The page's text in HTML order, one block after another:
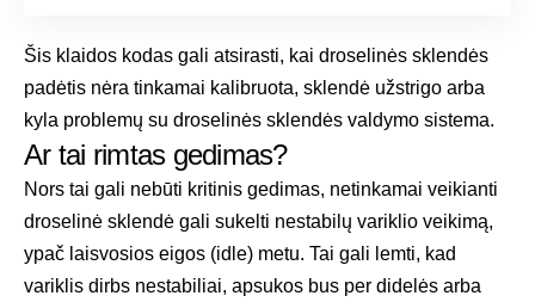
Šis klaidos kodas gali atsirasti, kai droselinės sklendės
padėtis nėra tinkamai kalibruota, sklendė užstrigo arba
kyla problemų su droselinės sklendės valdymo sistema.
Ar tai rimtas gedimas?
Nors tai gali nebūti kritinis gedimas, netinkamai veikianti
droselinė sklendė gali sukelti nestabilų variklio veikimą,
ypač laisvosios eigos (idle) metu. Tai gali lemti, kad
variklis dirbs nestabiliai, apsukos bus per didelės arba